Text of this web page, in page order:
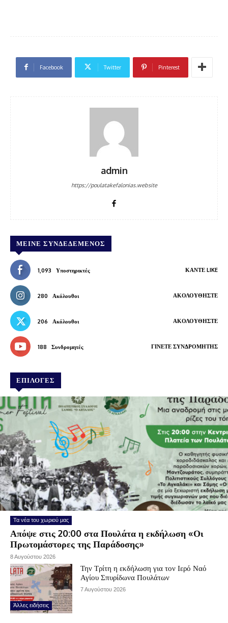
Facebook Twitter Pinterest
admin
https://poulatakefalonias.website
ΜΕΊΝΕ ΣΥΝΔΕΔΕΜΈΝΟΣ
1,093 Υποστηρικτές ΚΆΝΤΕ LIKE
280 Ακόλουθοι ΑΚΟΛΟΥΘΉΣΤΕ
206 Ακόλουθοι ΑΚΟΛΟΥΘΉΣΤΕ
188 Συνδρομητές ΓΊΝΕΤΕ ΣΥΝΔΡΟΜΗΤΉΣ
ΕΠΙΛΟΓΕΣ
Τα νέα του χωριού μας
Απόψε στις 20:00 στα Πουλάτα η εκδήλωση «Οι
Πρωτομάστορες της Παράδοσης»
8 Αυγούστου 2026
Άλλες ειδήσεις
Την Τρίτη η εκδήλωση για τον Ιερό Ναό
Αγίου Σπυρίδωνα Πουλάτων
7 Αυγούστου 2026